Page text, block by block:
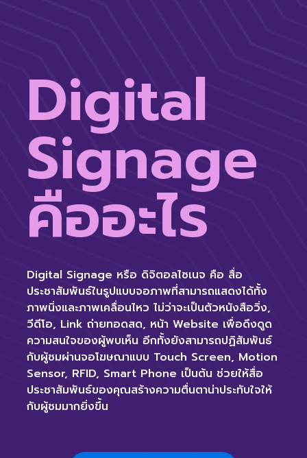
Digital
Signage
คืออะไร
Digital Signage หรือ ดิจิตอลไซเนจ คือ สื่อ
ประชาสัมพันธ์ในรูปแบบจอภาพที่สามารถแสดงได้ทั้ง
ภาพนิ่งและภาพเคลื่อนไหว ไม่ว่าจะเป็นตัวหนังสือวิ่ง,
วีดีโอ, Link ถ่ายทอดสด, หน้า Website เพื่อดึงดูด
ความสนใจของผู้พบเห็น อีกทั้งยังสามารถปฏิสัมพันธ์
กับผู้ชมผ่านจอโฆษณาแบบ Touch Screen, Motion
Sensor, RFID, Smart Phone เป็นต้น ช่วยให้สื่อ
ประชาสัมพันธ์ของคุณสร้างความตื่นตาน่าประทับใจให้
กับผู้ชมมากยิ่งขึ้น